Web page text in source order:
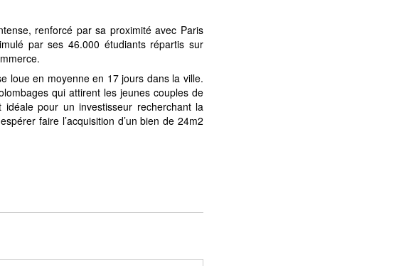
renforcé par sa proximité avec Paris
par ses 46.000 étudiants répartis sur
loue en moyenne en 17 jours dans la ville.
qui attirent les jeunes couples de
pour un investisseur recherchant la
faire l’acquisition d’un bien de 24m2